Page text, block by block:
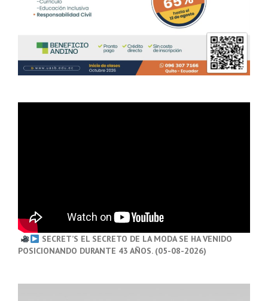
SECRET’S EL SECRETO DE LA MODA SE HA VENIDO
POSICIONANDO DURANTE 43 AÑOS. (05-08-2026)